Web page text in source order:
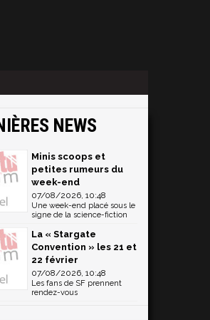
NEWS
Minis scoops et
petites rumeurs du
week-end
07/08/2026, 10:48
Une week-end placé sous le
signe de la science-fiction
La « Stargate
Convention » les 21 et
22 février
07/08/2026, 10:48
Les fans de SF prennent
rendez-vous